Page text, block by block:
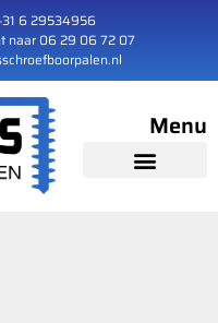
6 29534956
naar 06 29 06 72 07
Menu